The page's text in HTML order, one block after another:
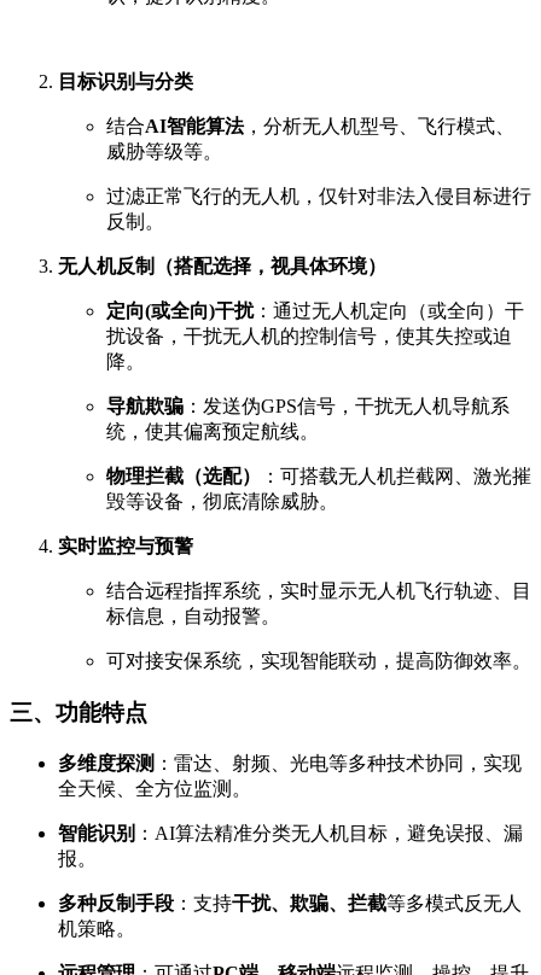
目标识别与分类
结合AI智能算法，分析无人机型号、飞行模式、
威胁等级等。
过滤正常飞行的无人机，仅针对非法入侵目标进行
反制。
无人机反制（搭配选择，视具体环境）
定向(或全向)干扰：通过无人机定向（或全向）干
扰设备，干扰无人机的控制信号，使其失控或迫
降。
导航欺骗 ：发送伪GPS信号，干扰无人机导航系
统，使其偏离预定航线。
物理拦截（选配）
：可搭载无人机拦截网、激光摧
毁等设备，彻底清除威胁。
实时监控与预警
结合远程指挥系统，实时显示无人机飞行轨迹、目
标信息，自动报警。
可对接安保系统，实现智能联动，提高防御效率。
三、功能特点
多维度探测 ：雷达、射频、光电等多种技术协同，实现
全天候、全方位监测。
智能识别 ：AI算法精准分类无人机目标，避免误报、漏
报。
多种反制手段 ：支持干扰、欺骗、拦截等多模式反无人
机策略。